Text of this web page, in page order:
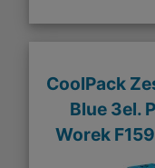
CoolPack
Blue 3el.
Worek